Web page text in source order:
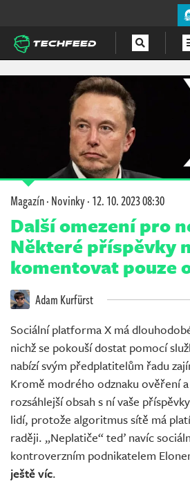
Magazín·Novinky·12. 10. 2023 08:30
Další omezení pro
Některé příspěvky
komentovat pouze
Adam Kurfürst
Sociální platforma X má
nichž se pokouší dostat pomocí
nabízí svým předplatitelům řadu
Kromě modrého odznaku ověření
rozsáhlejší obsah s ní vaše
lidí, protože algoritmus sítě má
raději. „Neplatiče“ teď navíc
kontroverzním podnikatelem
ještě víc.